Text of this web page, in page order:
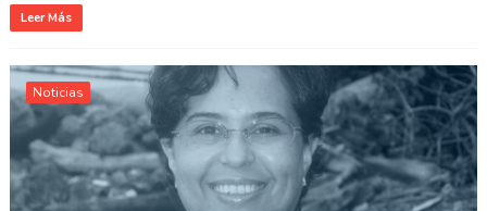
Leer Más
Noticias